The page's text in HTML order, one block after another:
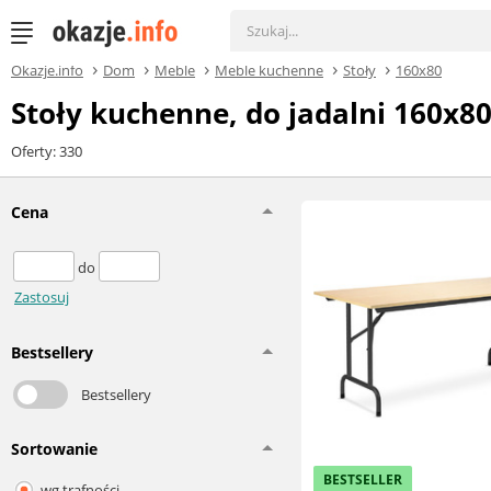
Okazje.info Dom Meble Meble kuchenne Stoły 160x80
Stoły kuchenne, do jadalni
Oferty: 330
Cena
do
Zastosuj
Bestsellery
Bestsellery
Sortowanie
BESTSELLER